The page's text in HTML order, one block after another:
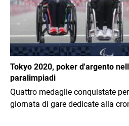
Tokyo 2020, poker d'argento
paralimpiadi
Quattro medaglie conquistate
giornata di gare dedicate alla